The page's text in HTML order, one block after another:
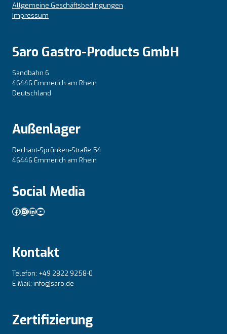
Allgemeine Geschäftsbedingungen
Impressum
Saro Gastro-Products GmbH
Sandbahn 6
46446 Emmerich am Rhein
Deutschland
Außenlager
Dechant-Sprünken-Straße 54
46446 Emmerich am Rhein
Social Media
Facebook
Instagram
LinkedIn
YouTube
Kontakt
Telefon: +49 2822 9258-0
E-Mail: info@saro.de
Zertifizierung